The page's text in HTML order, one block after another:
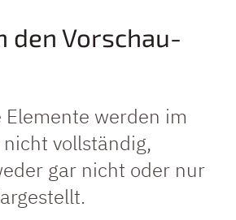
den Vorschau-
Elemente werden im
vollständig,
gar nicht oder nur